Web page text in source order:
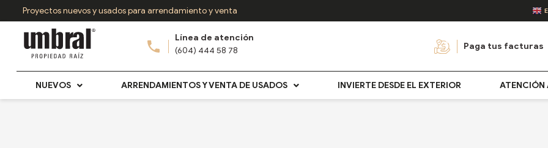
al
Proyectos nuevos y usados para arrendamiento y venta
Línea de atención
(604) 444 58 78
Paga tus facturas
NUEVOS ARRENDAMIENTOS Y VENTA DE USADOS INVIERTE DESDE EL EXTERIOR ATENCIÓN